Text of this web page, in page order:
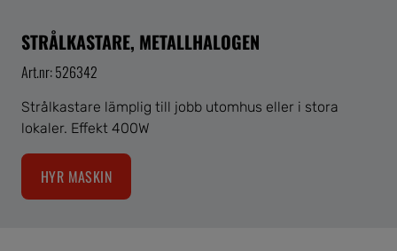
STRÅLKASTARE, METALLHALOGEN
Art.nr: 526342
Strålkastare lämplig till jobb utomhus eller i stora
lokaler. Effekt 400W
HYR MASKIN